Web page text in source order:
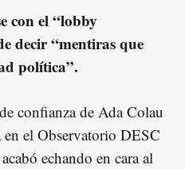
con el “lobby
decir “mentiras que
política”.
confianza de Ada Colau
el Observatorio DESC
echando en cara al